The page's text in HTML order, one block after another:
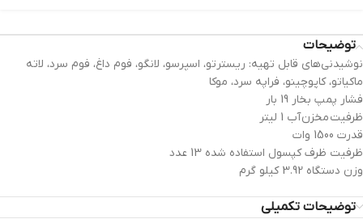
توضیحات
نوشیدنی‌های قابل تهیه: ریسترتو، اسپرسو، لانگو، فوم داغ، فوم سرد، لاته
ماکیاتو، کاپوچینو، فراپه سرد، موکا
فشار پمپ بخار 19 بار
ظرفیت مخزن آب 1 لیتر
قدرت 1500 وات
ظرفیت ظرف کپسول استفاده شده 13 عدد
وزن دستگاه 3.92 کیلو گرم
توضیحات تکمیلی